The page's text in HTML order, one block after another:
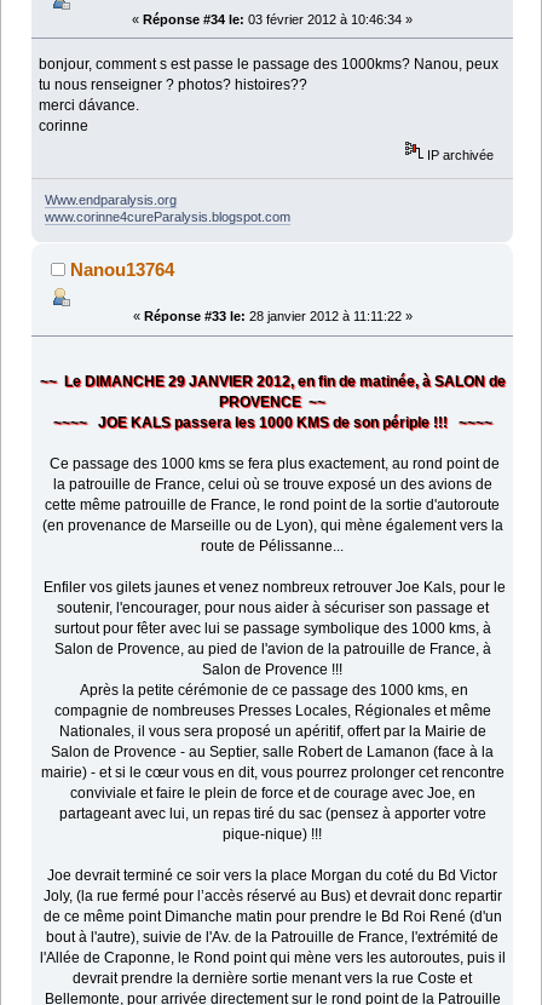
« Réponse #34 le: 03 février 2012 à 10:46:34 »
bonjour, comment s est passe le passage des 1000kms? Nanou, peux
tu nous renseigner ? photos? histoires??
merci dávance.
corinne
IP archivée
Www.endparalysis.org
www.corinne4cureParalysis.blogspot.com
Nanou13764
« Réponse #33 le: 28 janvier 2012 à 11:11:22 »
~~ Le DIMANCHE 29 JANVIER 2012, en fin de matinée, à SALON de
PROVENCE ~~
~~~~ JOE KALS passera les 1000 KMS de son périple !!! ~~~~
Ce passage des 1000 kms se fera plus exactement, au rond point de
la patrouille de France, celui où se trouve exposé un des avions de
cette même patrouille de France, le rond point de la sortie d'autoroute
(en provenance de Marseille ou de Lyon), qui mène également vers la
route de Pélissanne...
Enfiler vos gilets jaunes et venez nombreux retrouver Joe Kals, pour le
soutenir, l'encourager, pour nous aider à sécuriser son passage et
surtout pour fêter avec lui se passage symbolique des 1000 kms, à
Salon de Provence, au pied de l'avion de la patrouille de France, à
Salon de Provence !!!
Après la petite cérémonie de ce passage des 1000 kms, en
compagnie de nombreuses Presses Locales, Régionales et même
Nationales, il vous sera proposé un apéritif, offert par la Mairie de
Salon de Provence - au Septier, salle Robert de Lamanon (face à la
mairie) - et si le cœur vous en dit, vous pourrez prolonger cet rencontre
conviviale et faire le plein de force et de courage avec Joe, en
partageant avec lui, un repas tiré du sac (pensez à apporter votre
pique-nique) !!!
Joe devrait terminé ce soir vers la place Morgan du coté du Bd Victor
Joly, (la rue fermé pour l’accès réservé au Bus) et devrait donc repartir
de ce même point Dimanche matin pour prendre le Bd Roi René (d'un
bout à l'autre), suivie de l'Av. de la Patrouille de France, l'extrémité de
l'Allée de Craponne, le Rond point qui mène vers les autoroutes, puis il
devrait prendre la dernière sortie menant vers la rue Coste et
Bellemonte, pour arrivée directement sur le rond point de la Patrouille